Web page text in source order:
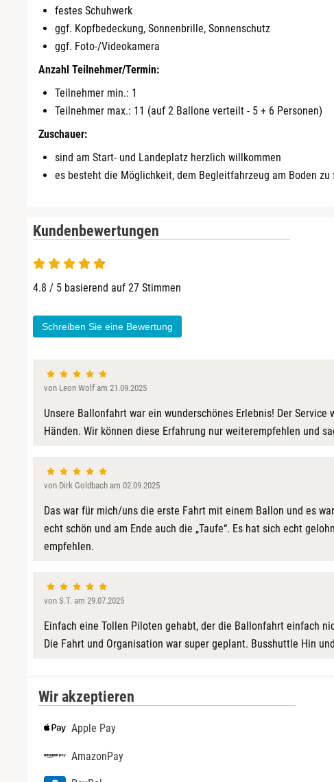
festes Schuhwerk
ggf. Kopfbedeckung, Sonnenbrille, Sonnenschutz
ggf. Foto-/Videokamera
Anzahl Teilnehmer/Termin:
Teilnehmer min.: 1
Teilnehmer max.: 11 (auf 2 Ballone verteilt - 5 + 6 Personen)
Zuschauer:
sind am Start- und Landeplatz herzlich willkommen
es besteht die Möglichkeit, dem Begleitfahrzeug am Boden zu
Kundenbewertungen
4.8 von 5
4.8 / 5 basierend auf 27 Stimmen
Schreiben Sie eine Bewertung
von Leon Wolf am 21.09.2025
Unsere Ballonfahrt war ein wunderschönes Erlebnis! Der
Händen. Wir können diese Erfahrung nur weiterempfehlen und
von Dirk Goldbach am 02.09.2025
Das war für mich/uns die erste Fahrt mit einem Ballon und es
echt schön und am Ende auch die „Taufe“. Es hat sich echt
empfehlen.
von S.T. am 29.07.2025
Einfach eine Tollen Piloten gehabt, der die Ballonfahrt einfach
Die Fahrt und Organisation war super geplant. Busshuttle Hin
Wir akzeptieren
Apple Pay
AmazonPay